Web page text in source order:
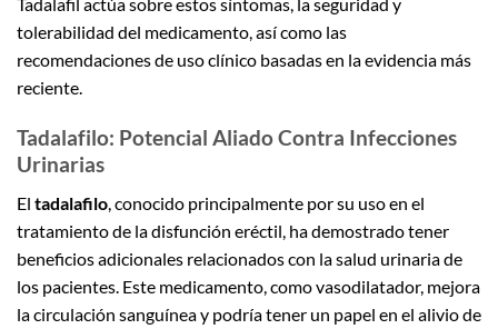
Tadalafil actúa sobre estos síntomas, la seguridad y
tolerabilidad del medicamento, así como las
recomendaciones de uso clínico basadas en la evidencia más
reciente.
Tadalafilo: Potencial Aliado Contra Infecciones
Urinarias
El tadalafilo , conocido principalmente por su uso en el
tratamiento de la disfunción eréctil, ha demostrado tener
beneficios adicionales relacionados con la salud urinaria de
los pacientes. Este medicamento, como vasodilatador, mejora
la circulación sanguínea y podría tener un papel en el alivio de